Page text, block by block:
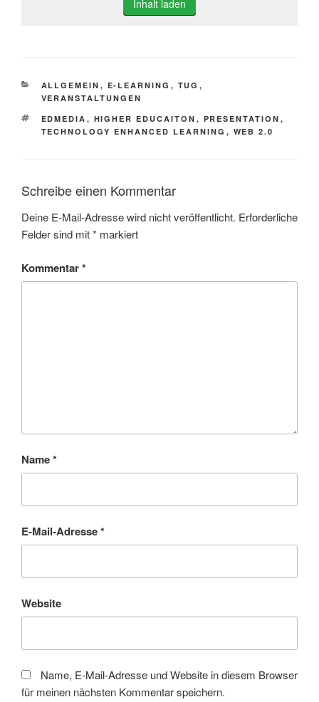
Inhalt laden
KATEGORIEN
ALLGEMEIN , E-LEARNING , TUG ,
VERANSTALTUNGEN
SCHLAGWÖRTER
EDMEDIA , HIGHER EDUCAITON , PRESENTATION ,
TECHNOLOGY ENHANCED LEARNING , WEB 2.0
Schreibe einen Kommentar
Deine E-Mail-Adresse wird nicht veröffentlicht. Erforderliche
Felder sind mit* markiert
Kommentar*
Name*
E-Mail-Adresse*
Website
Name, E-Mail-Adresse und Website in diesem Browser
für meinen nächsten Kommentar speichern.